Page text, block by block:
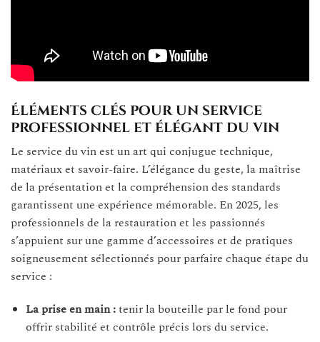
Éléments clés pour un service
professionnel et élégant du vin
Le service du vin est un art qui conjugue technique,
matériaux et savoir-faire. L’élégance du geste, la maîtrise
de la présentation et la compréhension des standards
garantissent une expérience mémorable. En 2025, les
professionnels de la restauration et les passionnés
s’appuient sur une gamme d’accessoires et de pratiques
soigneusement sélectionnés pour parfaire chaque étape du
service :
La prise en main :tenir la bouteille par le fond pour
offrir stabilité et contrôle précis lors du service.